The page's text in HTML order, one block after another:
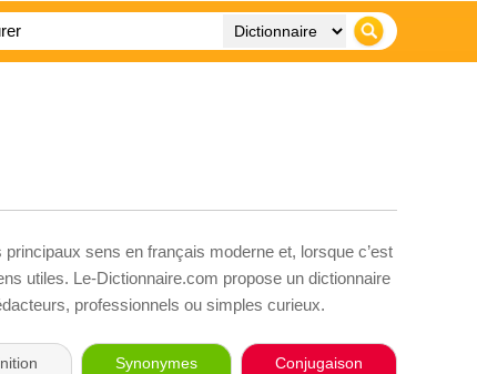
principaux sens en français moderne et, lorsque c’est
utiles. Le-Dictionnaire.com propose un dictionnaire
professionnels ou simples curieux.
Synonymes Conjugaison